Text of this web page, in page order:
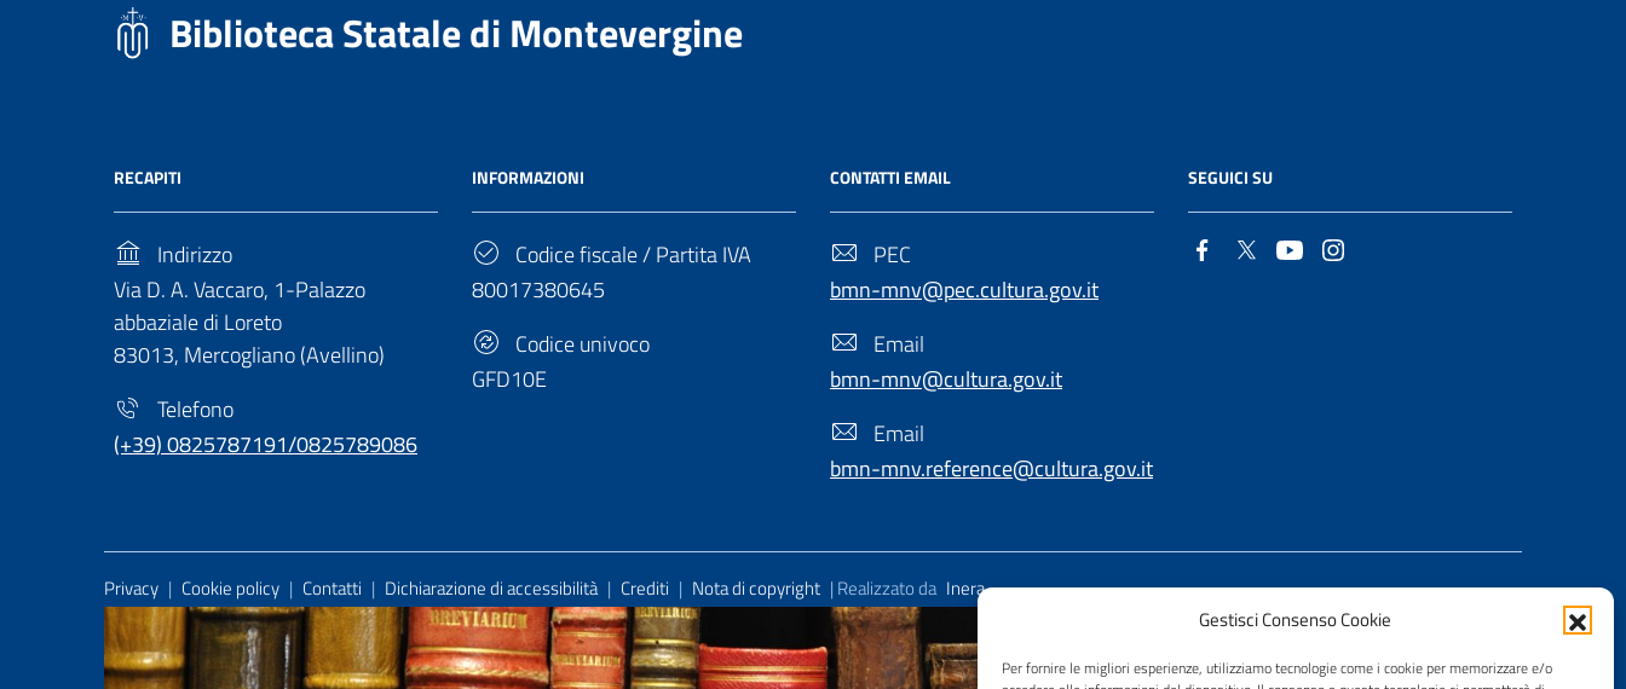
Gestisci Consenso Cookie
Per fornire le migliori esperienze, utilizziamo tecnologie come i cookie per memorizzare e/o
Biblioteca Statale di Montevergine
RECAPITI
Indirizzo
Via D. A. Vaccaro, 1-Palazzo
abbaziale di Loreto
83013, Mercogliano (Avellino)
Telefono
(+39) 0825787191/0825789086
INFORMAZIONI
Codice fiscale / Partita IVA
80017380645
Codice univoco
GFD10E
CONTATTI EMAIL
PEC
bmn-mnv@pec.cultura.gov.it
Email
bmn-mnv@cultura.gov.it
Email
bmn-mnv.reference@cultura.gov.it
SEGUICI SU
Useful Links Section
Privacy | Cookie policy | Contatti | Dichiarazione di accessibilità | Crediti | Nota di copyright | Realizzato da Inera